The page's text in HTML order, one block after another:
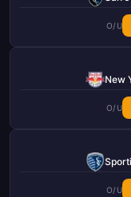
O/U
O/U
O/U